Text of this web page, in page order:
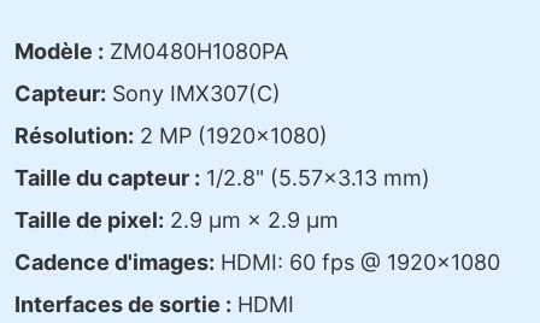
Modèle : ZM0480H1080PA
Capteur: Sony IMX307(C)
Résolution: 2 MP (1920×1080)
Taille du capteur : 1/2.8" (5.57×3.13 mm)
Taille de pixel: 2.9 µm × 2.9 µm
Cadence d'images: HDMI: 60 fps @ 1920×1080
Interfaces de sortie : HDMI